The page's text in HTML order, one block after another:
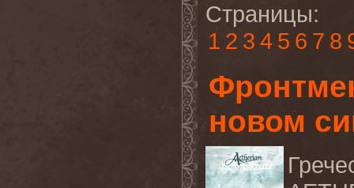
Страницы:
1 2 3 4 5 6 7 8
новом